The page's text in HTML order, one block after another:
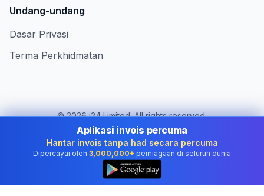
Undang-undang
Dasar Privasi
Terma Perkhidmatan
©2026i24 Limited. All rights reserved.
Berkhidmat untuk perniagaan di Malaysia
Tukar negara:
Malaysia
Aplikasi invois percuma
Hantar invois tanpa had secara percuma
Dipercayai oleh 3,000,000+ perniagaan di seluruh dunia